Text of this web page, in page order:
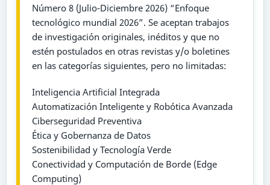
Número 8 (Julio-Diciembre 2026) “Enfoque
tecnológico mundial 2026”. Se aceptan trabajos
de investigación originales, inéditos y que no
estén postulados en otras revistas y/o boletines
en las categorías siguientes, pero no limitadas:
Inteligencia Artificial Integrada
Automatización Inteligente y Robótica Avanzada
Ciberseguridad Preventiva
Ética y Gobernanza de Datos
Sostenibilidad y Tecnología Verde
Conectividad y Computación de Borde (Edge
Computing)